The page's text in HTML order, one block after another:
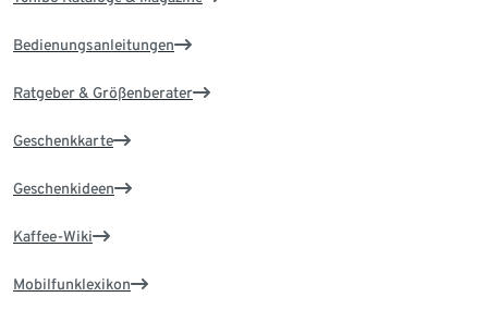
Bedienungsanleitungen
Ratgeber & Größenberater
Geschenkkarte
Geschenkideen
Kaffee-Wiki
Mobilfunklexikon